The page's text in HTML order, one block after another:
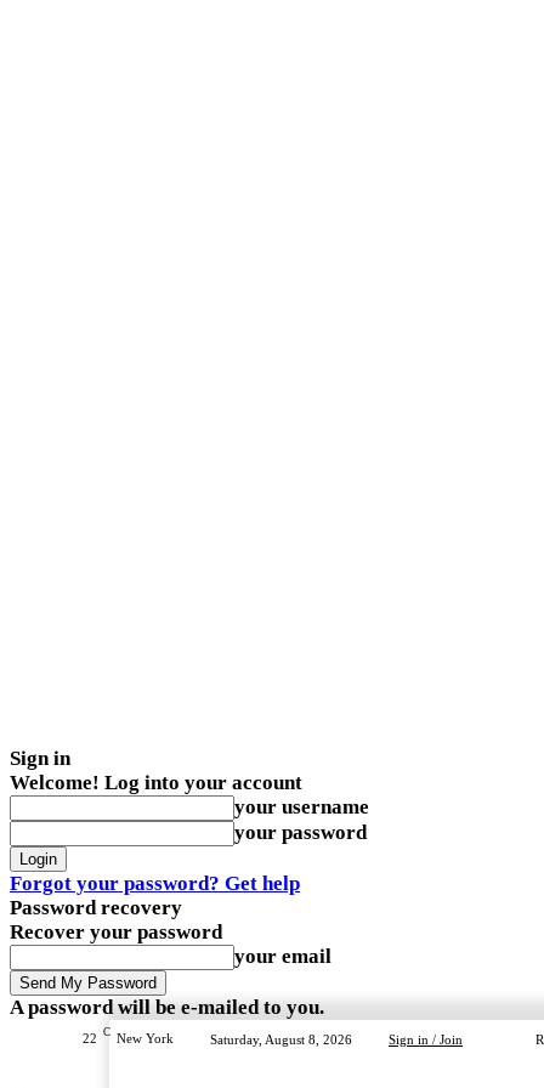
Sign in
Welcome! Log into your account
your username
your password
Forgot your password? Get help
Password recovery
Recover your password
your email
A password will be e-mailed to you.
22 C New York Saturday, August 8, 2026 Sign in / Join